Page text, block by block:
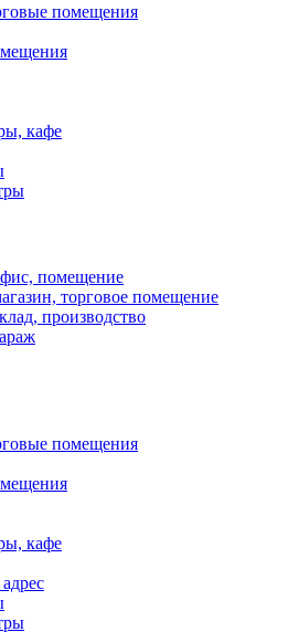
помещения
кафе
помещение
торговое помещение
производство
помещения
кафе